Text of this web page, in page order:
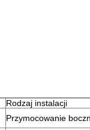
Rodzaj instalacji
Przymocowanie